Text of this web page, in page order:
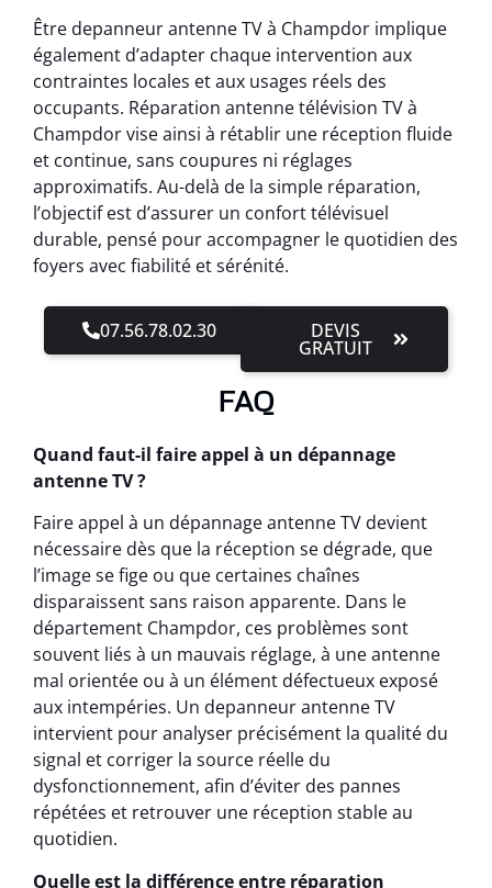
Être depanneur antenne TV à Champdor implique
également d’adapter chaque intervention aux
contraintes locales et aux usages réels des
occupants. Réparation antenne télévision TV à
Champdor vise ainsi à rétablir une réception fluide
et continue, sans coupures ni réglages
approximatifs. Au-delà de la simple réparation,
l’objectif est d’assurer un confort télévisuel
durable, pensé pour accompagner le quotidien des
foyers avec fiabilité et sérénité.
07.56.78.02.30 DEVIS
GRATUIT
FAQ
Quand faut-il faire appel à un dépannage
antenne TV ?
Faire appel à un dépannage antenne TV devient
nécessaire dès que la réception se dégrade, que
l’image se fige ou que certaines chaînes
disparaissent sans raison apparente. Dans le
département Champdor, ces problèmes sont
souvent liés à un mauvais réglage, à une antenne
mal orientée ou à un élément défectueux exposé
aux intempéries. Un depanneur antenne TV
intervient pour analyser précisément la qualité du
signal et corriger la source réelle du
dysfonctionnement, afin d’éviter des pannes
répétées et retrouver une réception stable au
quotidien.
Quelle est la différence entre réparation